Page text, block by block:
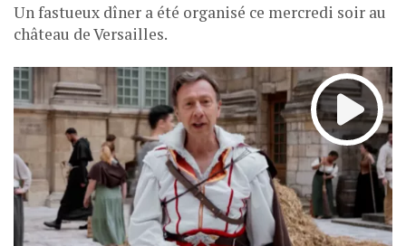
Un fastueux dîner a été organisé ce mercredi soir au
château de Versailles.